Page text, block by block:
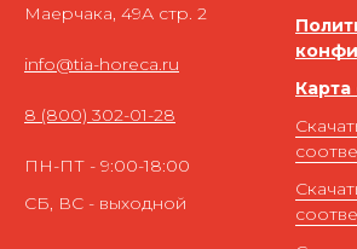
Маерчака, 49А стр. 2
info@tia-horeca.ru
8 (800) 302-01-28
ПН-ПТ - 9:00-18:00
СБ, ВС - выходной
Карта